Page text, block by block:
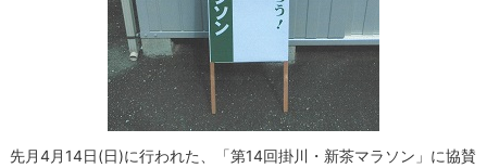
先月4月14日(日)に行われた、「第14回掛川・新茶マラソン」に協賛